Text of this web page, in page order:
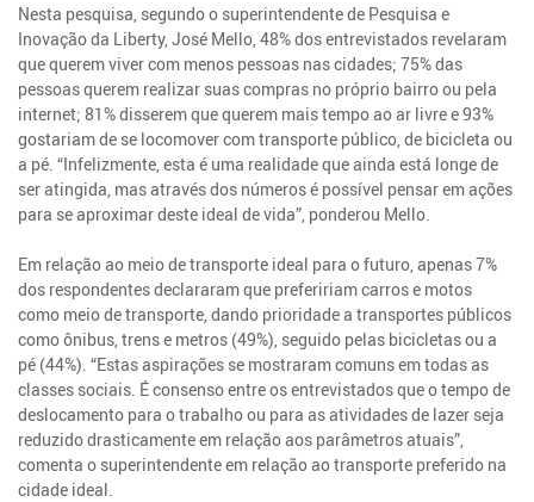
Nesta pesquisa, segundo o superintendente de Pesquisa e
Inovação da Liberty, José Mello, 48% dos entrevistados revelaram
que querem viver com menos pessoas nas cidades; 75% das
pessoas querem realizar suas compras no próprio bairro ou pela
internet; 81% disserem que querem mais tempo ao ar livre e 93%
gostariam de se locomover com transporte público, de bicicleta ou
a pé. “Infelizmente, esta é uma realidade que ainda está longe de
ser atingida, mas através dos números é possível pensar em ações
para se aproximar deste ideal de vida”, ponderou Mello.
Em relação ao meio de transporte ideal para o futuro, apenas 7%
dos respondentes declararam que prefeririam carros e motos
como meio de transporte, dando prioridade a transportes públicos
como ônibus, trens e metros (49%), seguido pelas bicicletas ou a
pé (44%). “Estas aspirações se mostraram comuns em todas as
classes sociais. É consenso entre os entrevistados que o tempo de
deslocamento para o trabalho ou para as atividades de lazer seja
reduzido drasticamente em relação aos parâmetros atuais”,
comenta o superintendente em relação ao transporte preferido na
cidade ideal.